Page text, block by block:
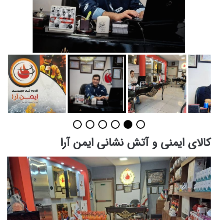
کالای ایمنی و آتش نشانی ایمن آرا